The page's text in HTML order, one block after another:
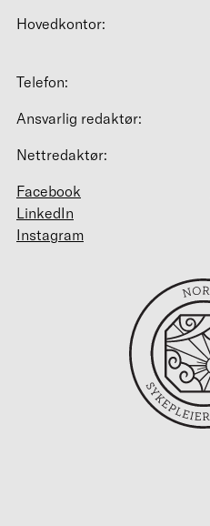
Hovedkontor:
Telefon:
Ansvarlig redaktør:
Nettredaktør:
Facebook
LinkedIn
Instagram